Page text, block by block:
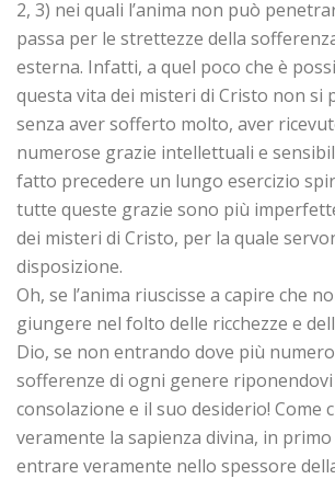
2, 3) nei quali l’anima non può
passa per le strettezze della
esterna. Infatti, a quel poco che è
questa vita dei misteri di Cristo non si
senza aver sofferto molto, aver
numerose grazie intellettuali e
fatto precedere un lungo esercizio
tutte queste grazie sono più
dei misteri di Cristo, per la quale
disposizione.
Oh, se l’anima riuscisse a capire che
giungere nel folto delle ricchezze e
Dio, se non entrando dove più
sofferenze di ogni genere riponendovi
consolazione e il suo desiderio! Come
veramente la sapienza divina, in
entrare veramente nello spessore